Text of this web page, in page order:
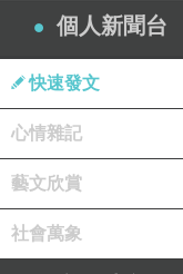
個人新聞台
快速發文
心情雜記
藝文欣賞
社會萬象